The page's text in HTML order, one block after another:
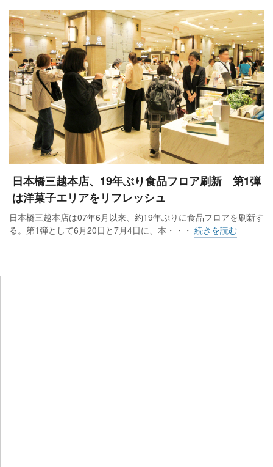
日本橋三越本店、19年ぶり食品フロア刷新 第1弾
は洋菓子エリアをリフレッシュ
日本橋三越本店は07年6月以来、約19年ぶりに食品フロアを刷新す
る。第1弾として6月20日と7月4日に、本・・・ 続きを読む